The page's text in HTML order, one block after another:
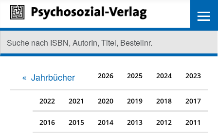
Jahrbücher 2026 2025 2024 2023
2022 2021 2020 2019 2018 2017
2016 2015 2014 2013 2012 2011
≡